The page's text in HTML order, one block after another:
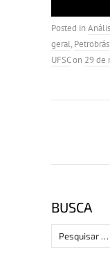
Posted in
geral, Petrobrás
UFSCon 29 de
BUSCA
Pesquisar
por: